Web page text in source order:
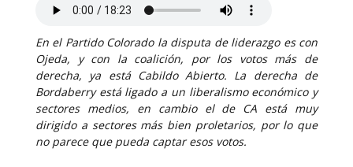
En el Partido Colorado la disputa de liderazgo es con
Ojeda, y con la coalición, por los votos más de
derecha, ya está Cabildo Abierto. La derecha de
Bordaberry está ligado a un liberalismo económico y
sectores medios, en cambio el de CA está muy
dirigido a sectores más bien proletarios, por lo que
no parece que pueda captar esos votos.